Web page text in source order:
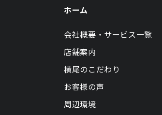
ホーム
会社概要・サービス一覧
店舗案内
横尾のこだわり
お客様の声
周辺環境